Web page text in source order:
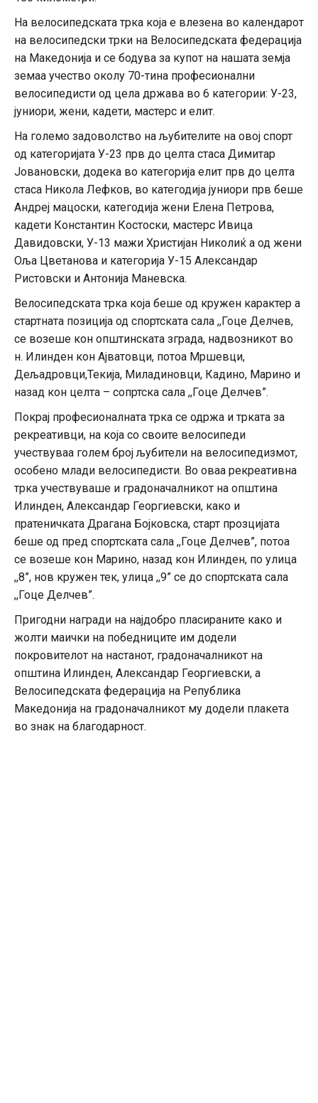
На велосипедската трка која е влезена во календарот
на велосипедски трки на Велосипедската федерација
на Македонија и се бодува за купот на нашата земја
земаа учество околу 70-тина професионални
велосипедисти од цела држава во 6 категории: У-23,
јуниори, жени, кадети, мастерс и елит.
На големо задоволство на љубителите на овој спорт
од категоријата У-23 прв до целта стаса Димитар
Јовановски, додека во категорија елит прв до целта
стаса Никола Лефков, во категодија јуниори прв беше
Андреј мацоски, категодија жени Елена Петрова,
кадети Константин Костоски, мастерс Ивица
Давидовски, У-13 мажи Христијан Николиќ а од жени
Оља Цветанова и категорија У-15 Александар
Ристовски и Антонија Маневска.
Велосипедската трка која беше од кружен карактер а
стартната позиција од спортската сала ,,Гоце Делчев,
се возеше кон општинската зграда, надвозникот во
н. Илинден кон Ајватовци, потоа Мршевци,
Дељадровци,Текија, Миладиновци, Кадино, Марино и
назад кон целта – сопртска сала ,,Гоце Делчев”.
Покрај професионалната трка се одржа и трката за
рекреативци, на која со своите велосипеди
учествуваа голем број љубители на велосипедизмот,
особено млади велосипедисти. Во оваа рекреативна
трка учествуваше и градоначалникот на општина
Илинден, Александар Георгиевски, како и
пратеничката Драгана Бојковска, старт прозцијата
беше од пред спортската сала ,,Гоце Делчев”, потоа
се возеше кон Марино, назад кон Илинден, по улица
,,8”, нов кружен тек, улица ,,9” се до спортската сала
,,Гоце Делчев”.
Пригодни награди на најдобро пласираните како и
жолти маички на победниците им додели
покровителот на настанот, градоначалникот на
општина Илинден, Александар Георгиевски, а
Велосипедската федерација на Република
Македонија на градоначалникот му додели плакета
во знак на благодарност.